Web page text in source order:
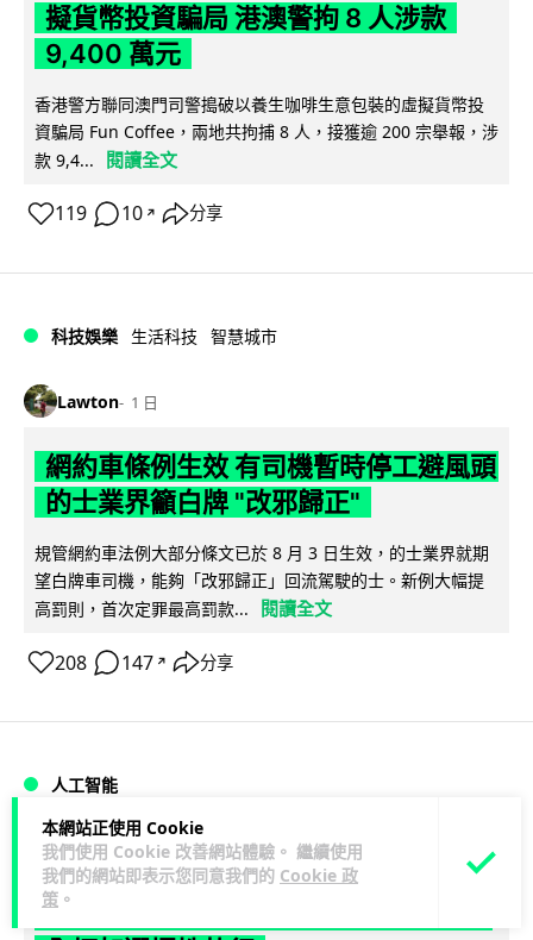
本網站正使用 Cookie
我們使用 Cookie 改善網站體驗。 繼續使用
我們的網站即表示您同意我們的 Cookie 政
策 。
擬貨幣投資騙局 港澳警拘 8 人涉款
9,400 萬元
香港警方聯同澳門司警搗破以養生咖啡生意包裝的虛擬貨幣投
資騙局 Fun Coffee，兩地共拘捕 8 人，接獲逾 200 宗舉報，涉
款 9,4...
閱讀全文
119 10 ↗ 分享
科技娛樂 生活科技 智慧城市
Lawton 1 日
網約車條例生效 有司機暫時停工避風頭
的士業界籲白牌 "改邪歸正"
規管網約車法例大部分條文已於 8 月 3 日生效，的士業界就期
望白牌車司機，能夠「改邪歸正」回流駕駛的士。新例大幅提
高罰則，首次定罪最高罰款...
閱讀全文
208 147 ↗ 分享
人工智能
Lawton 1 日
白宮拒測中國開放 AI 模型 業界質疑安